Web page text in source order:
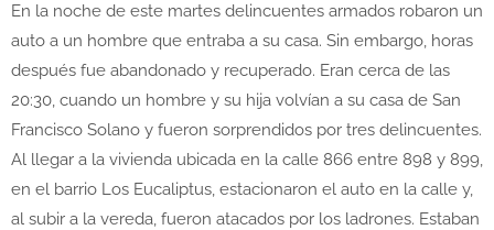
En la noche de este martes delincuentes armados robaron un
auto a un hombre que entraba a su casa. Sin embargo, horas
después fue abandonado y recuperado. Eran cerca de las
20:30, cuando un hombre y su hija volvían a su casa de San
Francisco Solano y fueron sorprendidos por tres delincuentes.
Al llegar a la vivienda ubicada en la calle 866 entre 898 y 899,
en el barrio Los Eucaliptus, estacionaron el auto en la calle y,
al subir a la vereda, fueron atacados por los ladrones. Estaban